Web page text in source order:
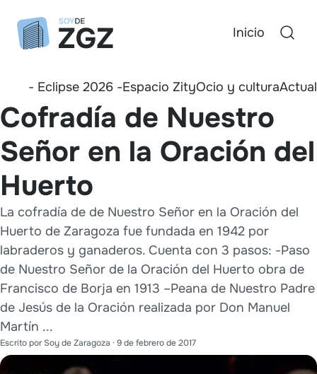
Inicio
- Eclipse 2026 -Espacio ZityOcio y cultura
Cofradía de Nuestro
Señor en la Oración del
Huerto
La cofradía de de Nuestro Señor en la Oración del
Huerto de Zaragoza fue fundada en 1942 por
labraderos y ganaderos. Cuenta con 3 pasos: -Paso
de Nuestro Señor de la Oración del Huerto obra de
Francisco de Borja en 1913 –Peana de Nuestro Padre
de Jesús de la Oración realizada por Don Manuel
Martín ...
Escrito porSoy de Zaragoza · 9 de febrero de 2017